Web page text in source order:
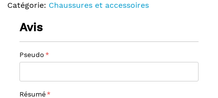
Catégorie: Chaussures et accessoires
Avis
Pseudo
Résumé